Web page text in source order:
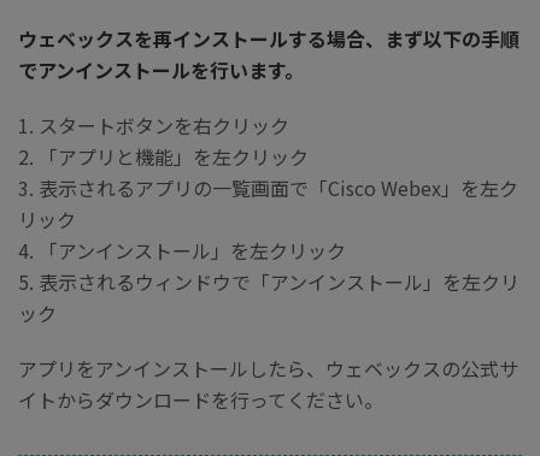
ウェベックスを再インストールする場合、まず以下の手順
でアンインストールを行います。
1. スタートボタンを右クリック
2. 「アプリと機能」を左クリック
3. 表示されるアプリの一覧画面で「Cisco Webex」を左ク
リック
4. 「アンインストール」を左クリック
5. 表示されるウィンドウで「アンインストール」を左クリ
ック
アプリをアンインストールしたら、ウェベックスの公式サ
イトからダウンロードを行ってください。